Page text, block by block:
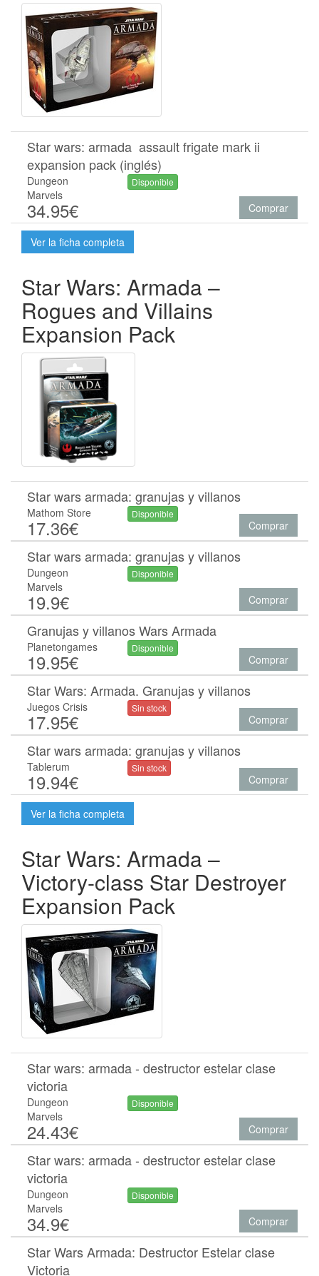
Star wars: armada  assault frigate mark ii
expansion pack (inglés)
Dungeon
Marvels
34.95€
Disponible
Comprar
Ver la ficha completa
Star Wars: Armada –
Rogues and Villains
Expansion Pack
Star wars armada: granujas y villanos
Mathom Store
17.36€
Disponible
Comprar
Star wars armada: granujas y villanos
Dungeon
Marvels
19.9€
Disponible
Comprar
Granujas y villanos Wars Armada
Planetongames
19.95€
Disponible
Comprar
Star Wars: Armada. Granujas y villanos
Juegos Crisis
17.95€
Sin stock
Comprar
Star wars armada: granujas y villanos
Tablerum
19.94€
Sin stock
Comprar
Ver la ficha completa
Star Wars: Armada –
Victory-class Star Destroyer
Expansion Pack
Star wars: armada - destructor estelar clase
victoria
Dungeon
Marvels
24.43€
Disponible
Comprar
Star wars: armada - destructor estelar clase
victoria
Dungeon
Marvels
34.9€
Disponible
Comprar
Star Wars Armada: Destructor Estelar clase
Victoria